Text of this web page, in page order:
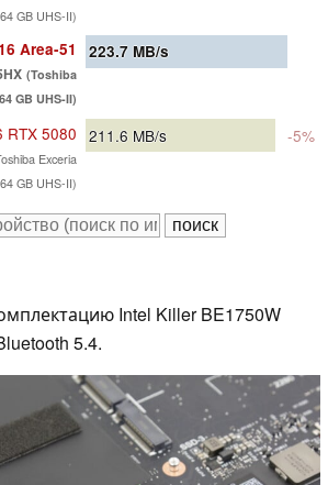
GB UHS-II)
Area-51
(Toshiba
GB UHS-II)
223.7 MB/s
RTX 5080
Exceria
GB UHS-II)
211.6 MB/s -5%
Intel Killer BE1750W
5.4.